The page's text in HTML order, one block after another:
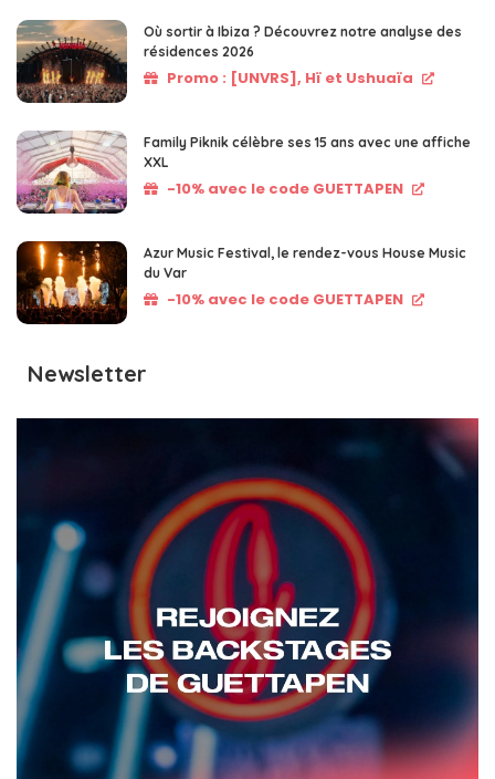
Où sortir à Ibiza ? Découvrez notre analyse des
résidences 2026
Promo : [UNVRS], Hï et Ushuaïa
Family Piknik célèbre ses 15 ans avec une affiche
XXL
-10% avec le code GUETTAPEN
Azur Music Festival, le rendez-vous House Music
du Var
-10% avec le code GUETTAPEN
Newsletter